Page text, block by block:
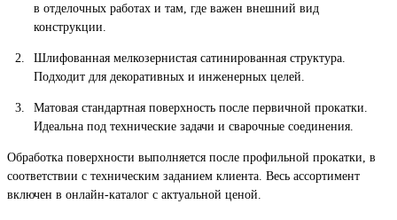
в отделочных работах и там, где важен внешний вид
конструкции.
Шлифованная мелкозернистая сатинированная структура.
Подходит для декоративных и инженерных целей.
Матовая стандартная поверхность после первичной прокатки.
Идеальна под технические задачи и сварочные соединения.
Обработка поверхности выполняется после профильной прокатки, в
соответствии с техническим заданием клиента. Весь ассортимент
включен в онлайн-каталог с актуальной ценой.